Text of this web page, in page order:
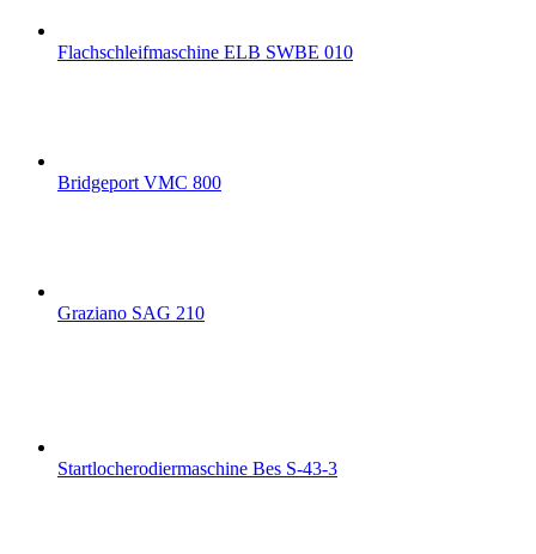
Flachschleifmaschine ELB SWBE 010
Bridgeport VMC 800
Graziano SAG 210
Startlocherodiermaschine Bes S-43-3